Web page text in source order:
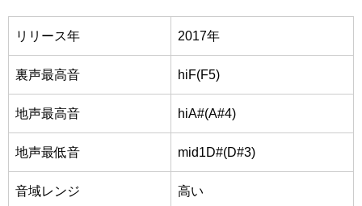
リリース年 2017年
裏声最高音 hiF(F5)
地声最高音 hiA#(A#4)
地声最低音 mid1D#(D#3)
音域レンジ 高い